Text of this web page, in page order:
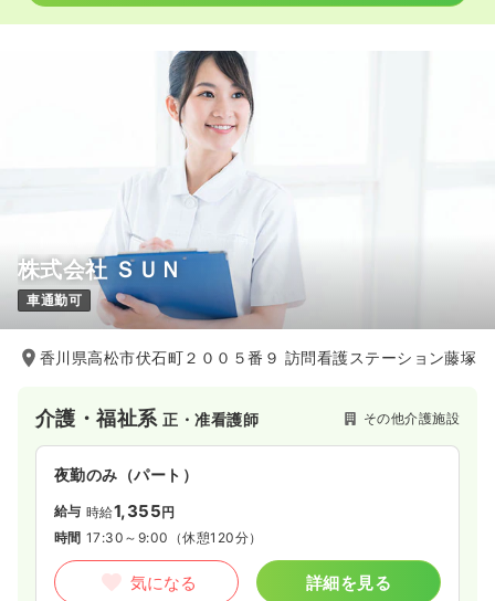
株式会社 ＳＵＮ
車通勤可
香川県高松市伏石町２００５番９ 訪問看護ステーション藤塚
介護・福祉系正・准看護師 その他介護施設
夜勤のみ（パート）
給与 時給1,355円
時間 17:30～9:00 （休憩120分）
気になる 詳細を見る